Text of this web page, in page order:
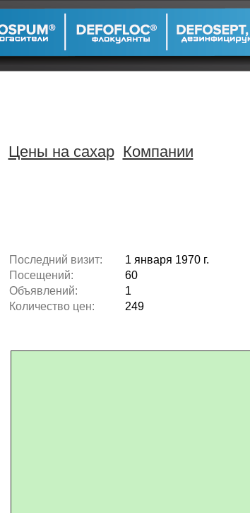
Цены на сахар Компании
Последний визит:
1 января 1970 г.
Посещений:
60
Объявлений:
1
Количество цен:
249